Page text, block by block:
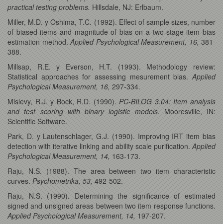
practical testing problems. Hillsdale, NJ: Erlbaum.
Miller, M.D. y Oshima, T.C. (1992). Effect of sample sizes, number
of biased items and magnitude of bias on a two-stage item bias
estimation method. Applied Psychological Measurement, 16, 381-
388.
Millsap, R.E. y Everson, H.T. (1993). Methodology review:
Statistical approaches for assessing mesurement bias. Applied
Psychological Measurement, 16, 297-334.
Mislevy, R.J. y Bock, R.D. (1990). PC-BILOG 3.04: Item analysis
and test scoring with binary logistic models. Mooresville, IN:
Scientific Software.
Park, D. y Lautenschlager, G.J. (1990). Improving IRT item bias
detection with iterative linking and ability scale purification. Applied
Psychological Measurement, 14, 163-173.
Raju, N.S. (1988). The area between two item characteristic
curves. Psychometrika, 53, 492-502.
Raju, N.S. (1990). Determining the significance of estimated
signed and unsigned areas between two item response functions.
Applied Psychological Measurement, 14, 197-207.